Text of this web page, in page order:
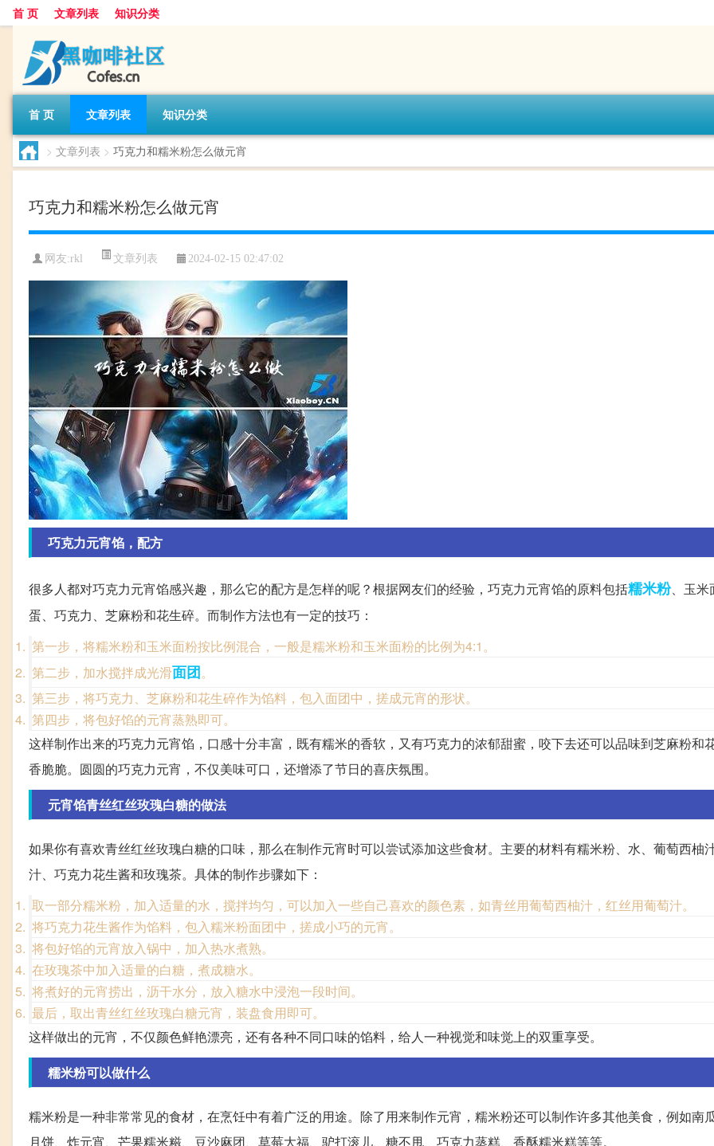
首 页 文章列表 知识分类
首 页 文章列表 知识分类
> 文章列表 > 巧克力和糯米粉怎么做元宵
巧克力和糯米粉怎么做元宵
网友:rkl 文章列表 2024-02-15 02:47:02
巧克力元宵馅，配方
很多人都对巧克力元宵馅感兴趣，那么它的配方是怎样的呢？根据网友们的经验，巧克力元宵馅的原料包括糯米粉、玉米
蛋、巧克力、芝麻粉和花生碎。而制作方法也有一定的技巧：
第一步，将糯米粉和玉米面粉按比例混合，一般是糯米粉和玉米面粉的比例为4:1。
第二步，加水搅拌成光滑面团。
第三步，将巧克力、芝麻粉和花生碎作为馅料，包入面团中，搓成元宵的形状。
第四步，将包好馅的元宵蒸熟即可。
这样制作出来的巧克力元宵馅，口感十分丰富，既有糯米的香软，又有巧克力的浓郁甜蜜，咬下去还可以品味到芝麻粉和
香脆脆。圆圆的巧克力元宵，不仅美味可口，还增添了节日的喜庆氛围。
元宵馅青丝红丝玫瑰白糖的做法
如果你有喜欢青丝红丝玫瑰白糖的口味，那么在制作元宵时可以尝试添加这些食材。主要的材料有糯米粉、水、葡萄西柚
汁、巧克力花生酱和玫瑰茶。具体的制作步骤如下：
取一部分糯米粉，加入适量的水，搅拌均匀，可以加入一些自己喜欢的颜色素，如青丝用葡萄西柚汁，红丝用葡萄汁。
将巧克力花生酱作为馅料，包入糯米粉面团中，搓成小巧的元宵。
将包好馅的元宵放入锅中，加入热水煮熟。
在玫瑰茶中加入适量的白糖，煮成糖水。
将煮好的元宵捞出，沥干水分，放入糖水中浸泡一段时间。
最后，取出青丝红丝玫瑰白糖元宵，装盘食用即可。
这样做出的元宵，不仅颜色鲜艳漂亮，还有各种不同口味的馅料，给人一种视觉和味觉上的双重享受。
糯米粉可以做什么
糯米粉是一种非常常见的食材，在烹饪中有着广泛的用途。除了用来制作元宵，糯米粉还可以制作许多其他美食，例如南
月饼、炸元宵、芒果糯米糍、豆沙麻团、草莓大福、驴打滚儿、糖不甩、巧克力蒸糕、香酥糯米糕等等。